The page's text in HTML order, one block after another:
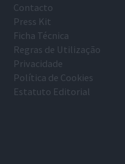
Contacto
Press Kit
Ficha Técnica
Regras de Utilização
Privacidade
Política de Cookies
Estatuto Editorial